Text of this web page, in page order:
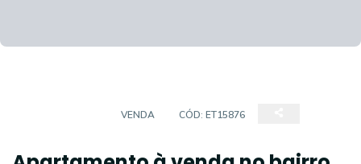
VENDA CÓD: ET15876